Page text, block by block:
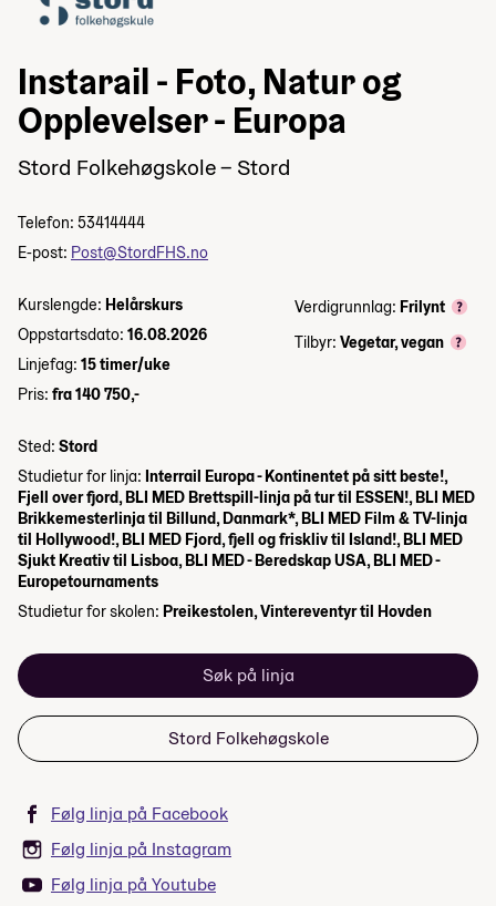
Instarail - Foto, Natur og
Opplevelser - Europa
Stord Folkehøgskole – Stord
Telefon: 53414444
E-post: Post@StordFHS.no
Kurslengde: Helårskurs
Oppstartsdato: 16.08.2026
Linjefag: 15 timer/uke
Pris: fra 140 750,-
Verdigrunnlag: Frilynt
Tilbyr: Vegetar, vegan
Sted: Stord
Studietur for linja: Interrail Europa - Kontinentet på sitt beste!,
Fjell over fjord, BLI MED Brettspill-linja på tur til ESSEN!, BLI MED
Brikkemesterlinja til Billund, Danmark*, BLI MED Film & TV-linja
til Hollywood!, BLI MED Fjord, fjell og friskliv til Island!, BLI MED
Sjukt Kreativ til Lisboa, BLI MED - Beredskap USA, BLI MED -
Europetournaments
Studietur for skolen: Preikestolen, Vintereventyr til Hovden
Søk på linja
Stord Folkehøgskole
Følg linja på Facebook
Følg linja på Instagram
Følg linja på Youtube